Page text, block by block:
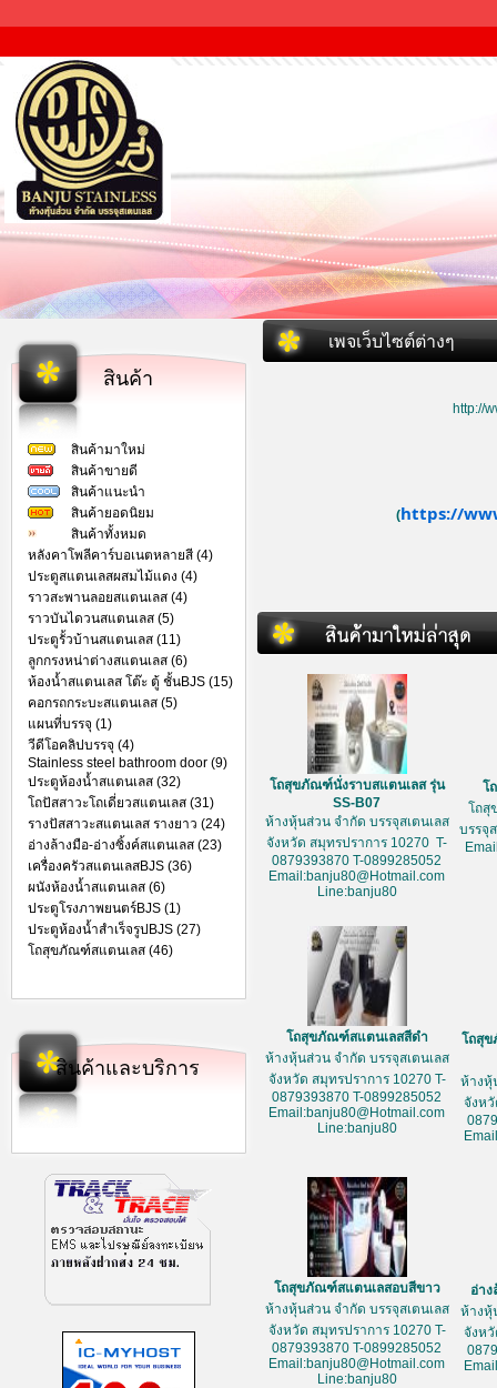
สินค้า
สินค้ามาใหม่
สินค้าขายดี
สินค้าแนะนำ
สินค้ายอดนิยม
สินค้าทั้งหมด
หลังคาโพลีคาร์บอเนตหลายสี (4)
ประตูสแตนเลสผสมไม้แดง (4)
ราวสะพานลอยสแตนเลส (4)
ราวบันไดวนสแตนเลส (5)
ประตูรั้วบ้านสแตนเลส (11)
ลูกกรงหน่าต่างสแตนเลส (6)
ห้องน้ำสแตนเลส โต๊ะ ตู้ ชั้นBJS (15)
คอกรถกระบะสแตนเลส (5)
แผนที่บรรจุ (1)
วีดีโอคลิปบรรจุ (4)
Stainless steel bathroom door (9)
ประตูห้องน้ำสแตนเลส (32)
โถปัสสาวะโถเดี่ยวสแตนเลส (31)
รางปัสสาวะสแตนเลส รางยาว (24)
อ่างล้างมือ-อ่างซิ้งค์สแตนเลส (23)
เครื่องครัวสแตนเลสBJS (36)
ผนังห้องน้ำสแตนเลส (6)
ประตูโรงภาพยนตร์BJS (1)
ประตูห้องน้ำสำเร็จรูปBJS (27)
โถสุขภัณฑ์สแตนเลส (46)
สินค้าและบริการ
เพจเว็บไซต์ต่างๆ
http://
(https://
โถสุขภัณฑ์นั่งราบสแตนเลส รุ่น
SS-B07
ห้างหุ้นส่วน จำกัด บรรจุสเตนเลส
จังหวัด สมุทรปราการ 10270 T-
0879393870 T-0899285052
Email:banju80@Hotmail.com
Line:banju80
โ
โถสุ
บรรจุ
โถสุขภัณฑ์สแตนเลสสีดำ
ห้างหุ้นส่วน จำกัด บรรจุสเตนเลส
จังหวัด สมุทรปราการ 10270 T-
0879393870 T-0899285052
Email:banju80@Hotmail.com
Line:banju80
โถสุ
ห้างหุ้
จังห
โถสุขภัณฑ์สแตนเลสอบสีขาว
ห้างหุ้นส่วน จำกัด บรรจุสเตนเลส
จังหวัด สมุทรปราการ 10270 T-
0879393870 T-0899285052
Email:banju80@Hotmail.com
Line:banju80
อ่า
ห้างหุ้
จังห